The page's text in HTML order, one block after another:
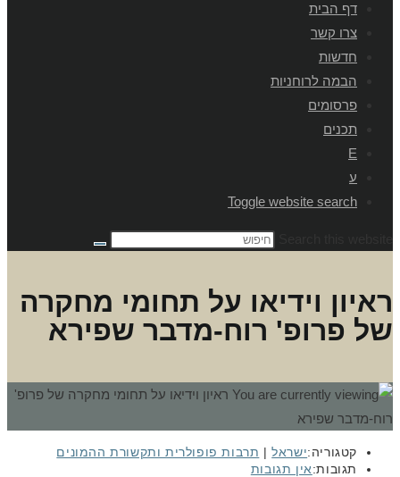
דף הבית
צרו קשר
חדשות
הבמה לרוחניות
פרסומים
תכנים
E
ע
Toggle website search
ראיון וידיאו על תחומי מחקרה
של פרופ' רוח-מדבר שפירא
קטגוריה:ישראל | תרבות פופולרית ותקשורת ההמונים
תגובות:אין תגובות